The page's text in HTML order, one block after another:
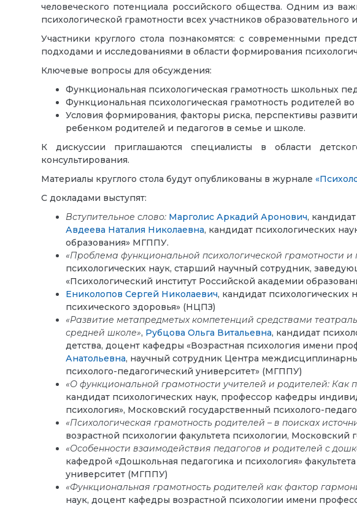
человеческого потенциала российского общества. Одним из
психологической грамотности всех участников образовательного
Участники круглого стола познакомятся: с современными
подходами и исследованиями в области формирования
Ключевые вопросы для обсуждения:
Функциональная психологическая грамотность школьных
Функциональная психологическая грамотность родителей
Условия формирования, факторы риска, перспективы
ребенком родителей и педагогов в семье и школе.
К дискуссии приглашаются специалисты в области
консультирования.
Материалы круглого стола будут опубликованы в журнале
С докладами выступят:
Вступительное слово: Марголис Аркадий Аронович,
Авдеева Наталия Николаевна, кандидат психологических
образования» МГППУ.
«Проблема функциональной психологической грамотности
психологических наук, старший научный сотрудник,
«Психологический институт Российской академии
Ениколопов Сергей Николаевич, кандидат
психического здоровья» (НЦПЗ)
«Развитие метапредметых компетенций средствами
средней школе», Рубцова Ольга Витальевна, кандидат
детства, доцент кафедры «Возрастная психология имени
Анатольевна, научный сотрудник Центра
психолого-педагогический университет» (МГППУ)
«О функциональной грамотности учителей и родителей: Как
кандидат психологических наук, профессор кафедры
психология», Московский государственный психолого-
«Психологическая грамотность родителей – в поисках
возрастной психологии факультета психологии,
«Особенности взаимодействия педагогов и родителей с
кафедрой «Дошкольная педагогика и психология»
университет (МГППУ)
«Функциональная грамотность родителей как фактор
наук, доцент кафедры возрастной психологии имени